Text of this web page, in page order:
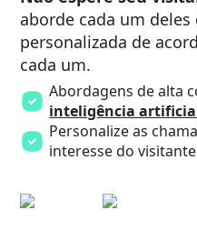
aborde cada um
personalizada de
cada um.
Abordagens de alta
inteligência
Personalize as
interesse do visitante